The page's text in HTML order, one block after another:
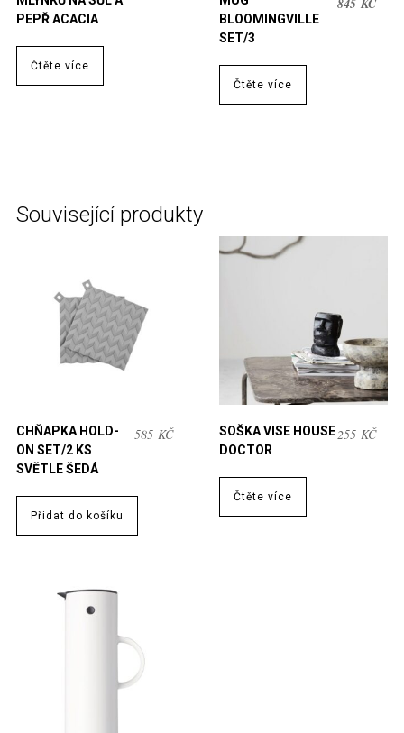
PEPŘ ACACIA
Čtěte více
BLOOMINGVILLE
SET/3
845 KČ
Čtěte více
Související produkty
CHŇAPKA HOLD-
ON SET/2 KS
SVĚTLE ŠEDÁ
585KČ
Přidat do košíku
SOŠKA VISE HOUSE
DOCTOR
255 KČ
Čtěte více